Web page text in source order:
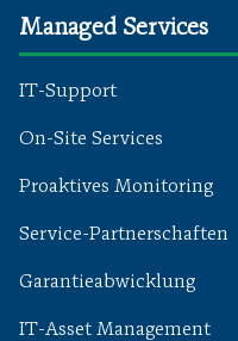
Managed Services
IT-Support
On-Site Services
Proaktives Monitoring
Service-Partnerschaften
Garantieabwicklung
IT-Asset Management